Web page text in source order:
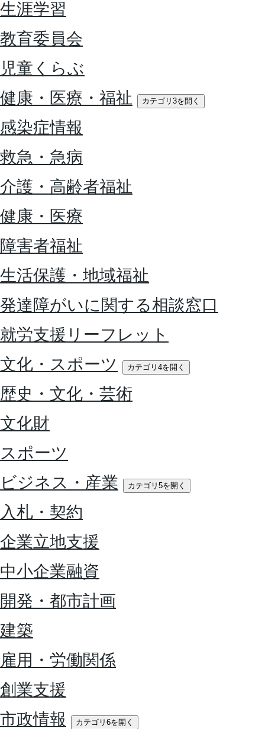
生涯学習
教育委員会
児童くらぶ
健康・医療・福祉
カテゴリ3を開く
感染症情報
救急・急病
介護・高齢者福祉
健康・医療
障害者福祉
生活保護・地域福祉
発達障がいに関する相談窓口
就労支援リーフレット
文化・スポーツ
カテゴリ4を開く
歴史・文化・芸術
文化財
スポーツ
ビジネス・産業
カテゴリ5を開く
入札・契約
企業立地支援
中小企業融資
開発・都市計画
建築
雇用・労働関係
創業支援
市政情報
カテゴリ6を開く